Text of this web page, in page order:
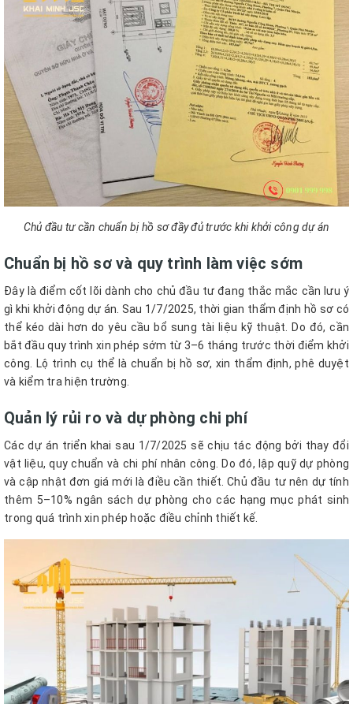
Chủ đầu tư cần chuẩn bị hồ sơ đầy đủ trước khi khởi công dự án
Chuẩn bị hồ sơ và quy trình làm việc sớm
Đây là điểm cốt lõi dành cho chủ đầu tư đang thắc mắc cần lưu ý
gì khi khởi động dự án. Sau 1/7/2025, thời gian thẩm định hồ sơ có
thể kéo dài hơn do yêu cầu bổ sung tài liệu kỹ thuật. Do đó, cần
bắt đầu quy trình xin phép sớm từ 3–6 tháng trước thời điểm khởi
công. Lộ trình cụ thể là chuẩn bị hồ sơ, xin thẩm định, phê duyệt
và kiểm tra hiện trường.
Quản lý rủi ro và dự phòng chi phí
Các dự án triển khai sau 1/7/2025 sẽ chịu tác động bởi thay đổi
vật liệu, quy chuẩn và chi phí nhân công. Do đó, lập quỹ dự phòng
và cập nhật đơn giá mới là điều cần thiết. Chủ đầu tư nên dự tính
thêm 5–10% ngân sách dự phòng cho các hạng mục phát sinh
trong quá trình xin phép hoặc điều chỉnh thiết kế.